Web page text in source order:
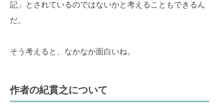
記」とされているのではないかと考えることもできるん
だ。
そう考えると、なかなか面白いね。
作者の紀貫之について